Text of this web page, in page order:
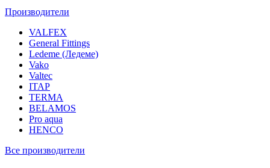
Производители
VALFEX
General Fittings
Ledeme (Ледеме)
Vako
Valtec
ITAP
TERMA
BELAMOS
Pro aqua
HENCO
Все производители